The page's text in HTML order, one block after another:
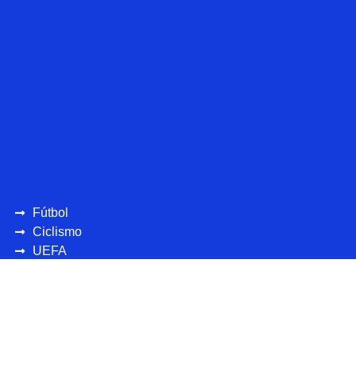
Fútbol
Ciclismo
UEFA